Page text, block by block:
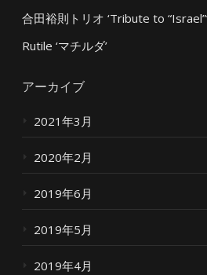
合田裕則トリオ ‘Tribute to
Rutile ‘マチルダ’
アーカイブ
2021年3月
2020年2月
2019年6月
2019年5月
2019年4月